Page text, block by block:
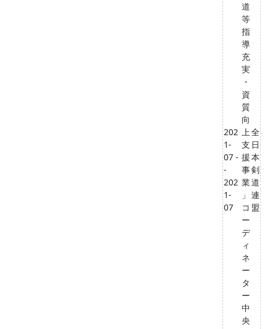
202
1-
07 -
-
202
1-
07
道
等
指
導
充
実
・
資
質
向
上
支
援
事
業
」
コ
ー
デ
ィ
ネ
ー
タ
ー
中
央
全
日
本
剣
道
連
盟